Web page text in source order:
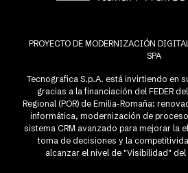
PROYECTO DE MODERNIZACIÓN
SPA
Tecnografica S.p.A. está invirtiendo en
gracias a la financiación del FEDER
Regional (POR) de Emilia-Romaña:
informática, modernización de
sistema CRM avanzado para mejorar la
toma de decisiones y la
alcanzar el nivel de "Visibilidad" del